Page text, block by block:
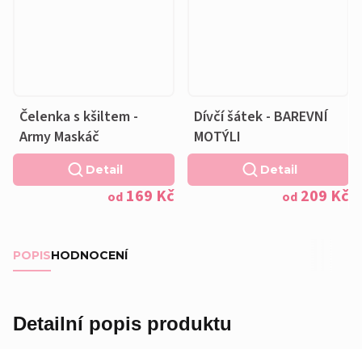
Čelenka s kšiltem -
Army Maskáč
od 169 Kč
Detail
Dívčí šátek - BAREVNÍ
MOTÝLI
od 209 Kč
Detail
POPISHODNOCENÍ
Detailní popis produktu